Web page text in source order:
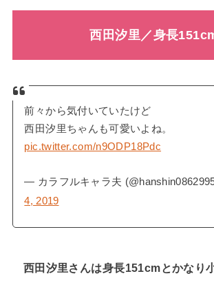
西田汐里／身長
前々から気付いていたけど
西田汐里ちゃんも可愛いよね。
pic.twitter.com/n9ODP18Pdc
— カラフルキャラ夫
4, 2019
西田汐里さんは身長151cmとかなり